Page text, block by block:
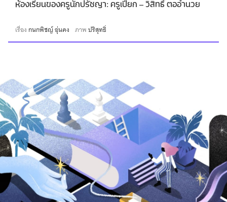
ห้องเรียนของครูนักปรัชญา: ครูเปี๊ยก – วิสิทธิ์ ตออำนวย
เรื่องกนกพิชญ์ อุ่นคง ภาพปริสุทธิ์